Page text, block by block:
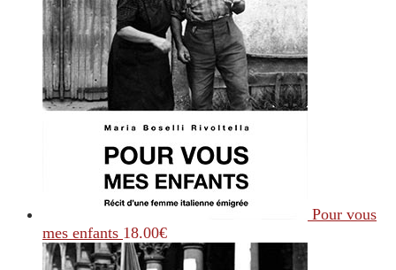
Pour vous
mes enfants 18.00€